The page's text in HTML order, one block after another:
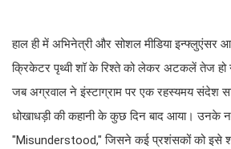
हाल ही में अभिनेत्री और सोशल मीडिया इन्फ्लुएंसर
क्रिकेटर पृथ्वी शॉ के रिश्ते को लेकर अटकलें तेज हो
जब अग्रवाल ने इंस्टाग्राम पर एक रहस्यमय संदेश
धोखाधड़ी की कहानी के कुछ दिन बाद आया। उनके
"Misunderstood," जिसने कई प्रशंसकों को इसे